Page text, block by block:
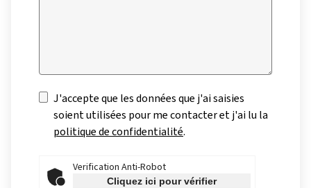
J'accepte que les données que j'ai saisies
soient utilisées pour me contacter et j'ai lu la
politique de confidentialité.
Verification Anti-Robot
Cliquez ici pour vérifier